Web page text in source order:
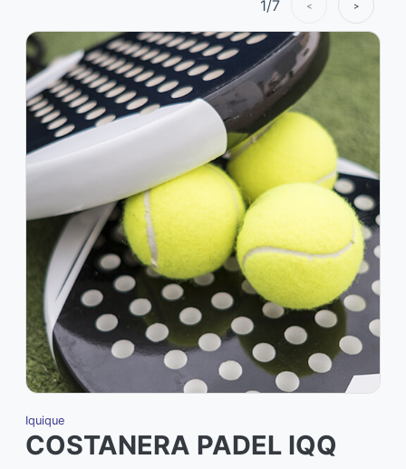
Iquique
COSTANERA PADEL IQQ
1/7 < >